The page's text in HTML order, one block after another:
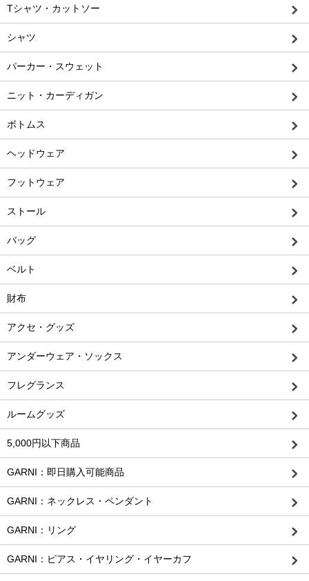
Tシャツ・カットソー
シャツ
パーカー・スウェット
ニット・カーディガン
ボトムス
ヘッドウェア
フットウェア
ストール
バッグ
ベルト
財布
アクセ・グッズ
アンダーウェア・ソックス
フレグランス
ルームグッズ
5,000円以下商品
GARNI：即日購入可能商品
GARNI：ネックレス・ペンダント
GARNI：リング
GARNI：ピアス・イヤリング・イヤーカフ